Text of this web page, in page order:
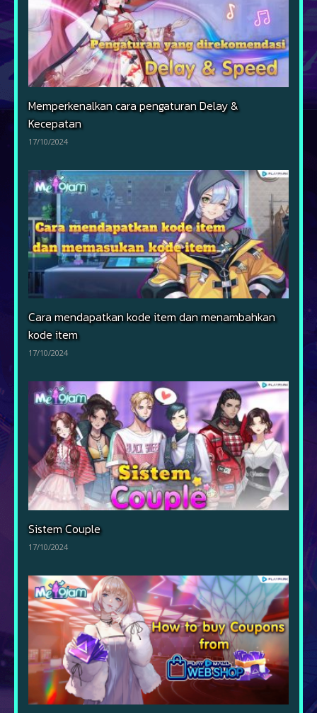
Memperkenalkan cara pengaturan Delay &
Kecepatan
17/10/2024
Cara mendapatkan kode item dan menambahkan
kode item
17/10/2024
Sistem Couple
17/10/2024